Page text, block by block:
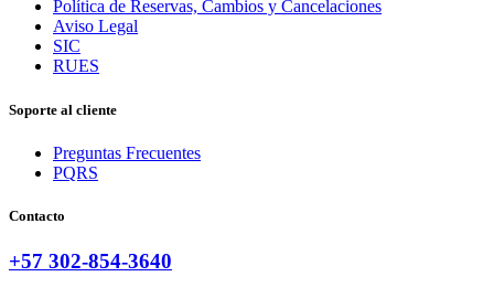
Política de Reservas, Cambios y Cancelaciones
Aviso Legal
SIC
RUES
Soporte al cliente
Preguntas Frecuentes
PQRS
Contacto
+57 302-854-3640